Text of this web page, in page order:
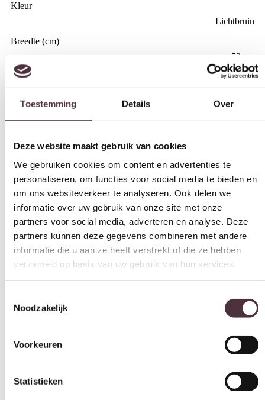
Toestemming Over
Deze website maakt gebruik van cookies
personaliseren, om functies voor social media te bieden en
informatie over uw gebruik van onze site met onze
partners voor social media, adverteren en analyse. Deze
partners kunnen deze gegevens combineren met andere
informatie die u aan ze heeft verstrekt of die ze hebben
verzameld op basis van uw gebruik van hun services.
Toestemmingsselectie
Voorkeuren
Statistieken
Marketing
Kleur
Lichtbruin
Breedte (cm)
52 cm
Diepte (cm)
Zitdiepte (cm)
Zithoogte (cm)
Armhoogte (cm)
67 cm
Armleuningen
Tower Living
Nee (handgrepen en/of poten nog monteren)
Gratisthuis bezorgd boven de €100,-